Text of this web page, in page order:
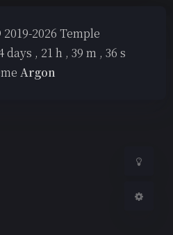
Sans Serif
2026 Temple
days , 21 h , 39 m , 36 s
Argon